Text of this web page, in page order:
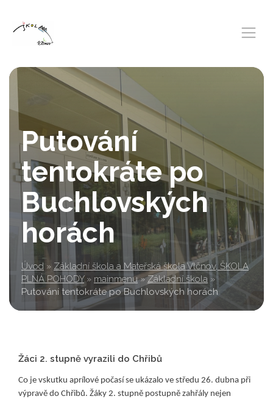
Putování
tentokráte po
Buchlovských
horách
Úvod » Základní škola a Mateřská škola Vlčnov, ŠKOLA
PLNÁ POHODY » mainmenu » Základní škola »
Putování tentokráte po Buchlovských horách
Žáci 2. stupně vyrazili do Chřibů
Co je vskutku aprílové počasí se ukázalo ve středu 26. dubna při
výpravě do Chřibů. Žáky 2. stupně postupně zahřály nejen